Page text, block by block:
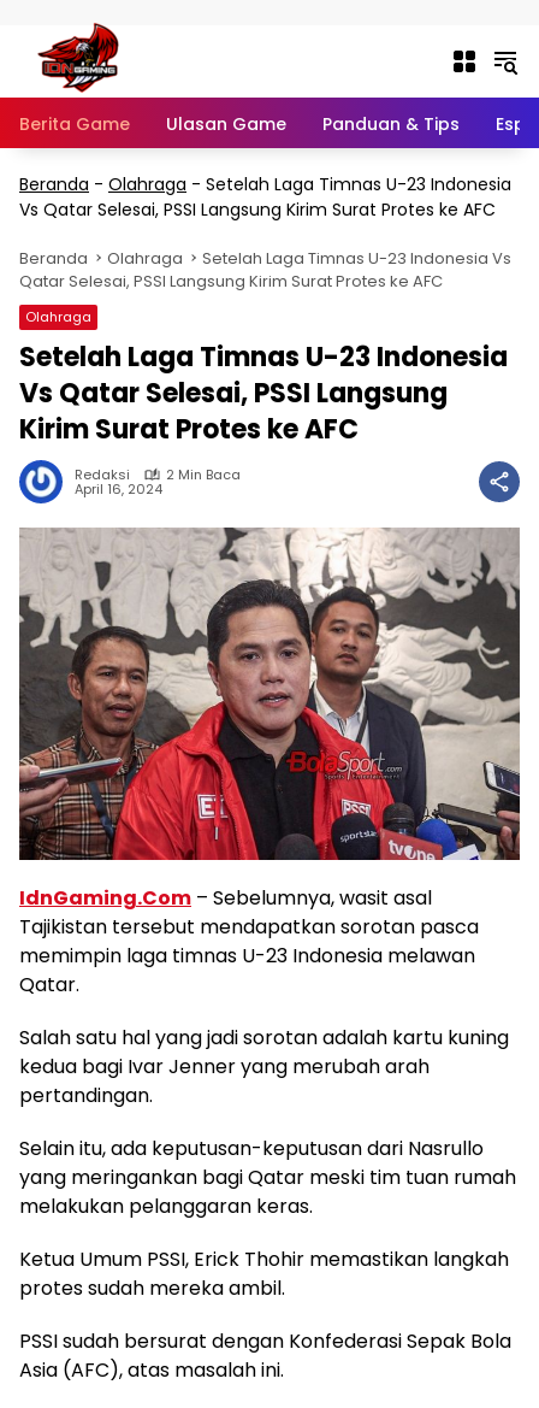
Berita Game Ulasan Game Panduan & Tips
Beranda - Olahraga - Setelah Laga Timnas U-23 Indonesia
Vs Qatar Selesai, PSSI Langsung Kirim Surat Protes ke AFC
Beranda Olahraga
Setelah Laga Timnas U-23 Indonesia Vs
Qatar Selesai, PSSI Langsung Kirim Surat Protes ke AFC
Olahraga
Setelah Laga Timnas U-23 Indonesia
Vs Qatar Selesai, PSSI Langsung
Kirim Surat Protes ke AFC
Redaksi 2 Min Baca
April 16, 2024
IdnGaming.Com – Sebelumnya, wasit asal
Tajikistan tersebut mendapatkan sorotan pasca
memimpin laga timnas U-23 Indonesia melawan
Qatar.
Salah satu hal yang jadi sorotan adalah kartu kuning
kedua bagi Ivar Jenner yang merubah arah
pertandingan.
Selain itu, ada keputusan-keputusan dari Nasrullo
yang meringankan bagi Qatar meski tim tuan rumah
melakukan pelanggaran keras.
Ketua Umum PSSI, Erick Thohir memastikan langkah
protes sudah mereka ambil.
PSSI sudah bersurat dengan Konfederasi Sepak Bola
Asia (AFC), atas masalah ini.